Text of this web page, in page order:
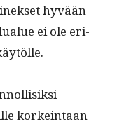
hyvään
ei ole eri­
korkein­taan